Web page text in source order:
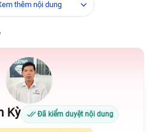
thêm nội dung
Kỳ Đã kiểm duyệt nội dung